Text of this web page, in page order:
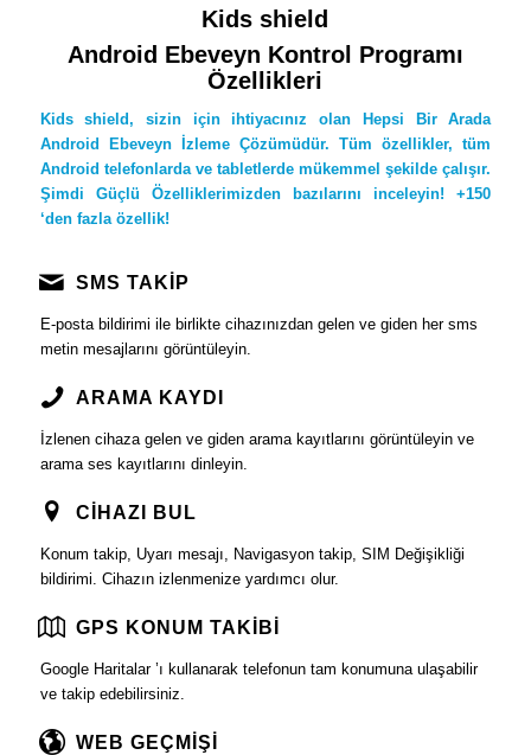
Kids shield
Android Ebeveyn Kontrol Programı
Özellikleri
Kids shield, sizin için ihtiyacınız olan Hepsi Bir Arada
Android Ebeveyn İzleme Çözümüdür. Tüm özellikler, tüm
Android telefonlarda ve tabletlerde mükemmel şekilde çalışır.
Şimdi Güçlü Özelliklerimizden bazılarını inceleyin! +150
‘den fazla özellik!
SMS TAKİP
E-posta bildirimi ile birlikte cihazınızdan gelen ve giden her sms
metin mesajlarını görüntüleyin.
ARAMA KAYDI
İzlenen cihaza gelen ve giden arama kayıtlarını görüntüleyin ve
arama ses kayıtlarını dinleyin.
CİHAZI BUL
Konum takip, Uyarı mesajı, Navigasyon takip, SIM Değişikliği
bildirimi. Cihazın izlenmenize yardımcı olur.
GPS KONUM TAKİBİ
Google Haritalar ’ı kullanarak telefonun tam konumuna ulaşabilir
ve takip edebilirsiniz.
WEB GEÇMİŞİ